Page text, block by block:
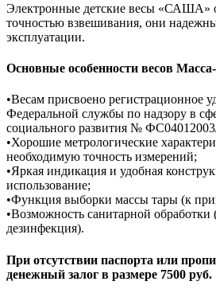
Электронные детские весы «САША»
точностью взвешивания, они
эксплуатации.
Основные особенности весов
•Весам присвоено регистрационное
Федеральной службы по надзору в
социального развития №
•Хорошие метрологические
необходимую точность измерений;
•Яркая индикация и удобная
использование;
•Функция выборки массы тары (к
•Возможность санитарной обработки
дезинфекция).
При отсутствии паспорта или
денежный залог в размере 7500 руб.